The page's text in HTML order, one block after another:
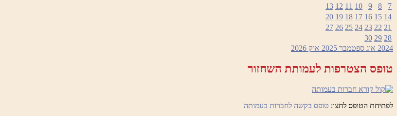
7
8
9
10
11
12
13
14
15
16
17
18
19
20
21
22
23
24
25
26
27
28
29
30
2024 אוג ספטמבר 2025 אוק 2026
טופס הצטרפות לעמותת השחזור
לפתיחת הטופס לחצו: טופס בקשה לחברות בעמותה